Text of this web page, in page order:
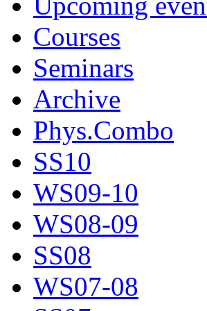
Courses
Seminars
Archive
Phys.Combo
SS10
WS09-10
WS08-09
SS08
WS07-08